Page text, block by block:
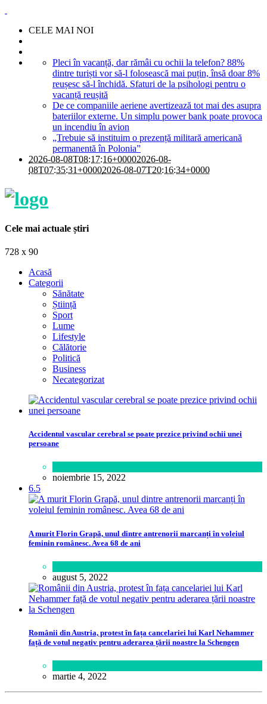
CELE MAI NOI
Pleci în vacanță, dar rămâi cu ochii la telefon? 88%
dintre turiști vor să-l folosească mai puțin, însă doar 8%
reușesc să-l închidă. Sfaturi de la psihologi pentru o
vacanță reușită
De ce companiile aeriene avertizează tot mai des asupra
bateriilor externe. Un simplu power bank poate provoca
un incendiu în avion
„Trebuie să instituim o prezență militară americană
permanentă în Polonia”
2026-08-08T08:17:16+00002026-08-
08T07:35:31+00002026-08-07T20:16:34+0000
Cele mai actuale știri
728 x 90
Acasă
Categorii
Sănătate
Știință
Sport
Lume
Lifestyle
Călătorie
Politică
Business
Necategorizat
Accidentul vascular cerebral se poate prezice privind ochii unei
persoane
noiembrie 15, 2022
6.5
A murit Florin Grapă, unul dintre antrenorii marcanți în voleiul
feminin românesc. Avea 68 de ani
august 5, 2022
Românii din Austria, protest în fața cancelariei lui Karl Nehammer
față de votul negativ pentru aderarea țării noastre la Schengen
martie 4, 2022